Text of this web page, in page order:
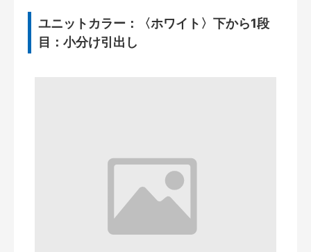
ユニットカラー：〈ホワイト〉下から1段
目：小分け引出し